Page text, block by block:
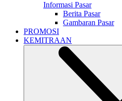
Informasi Pasar
Berita Pasar
Gambaran Pasar
PROMOSI
KEMITRAAN